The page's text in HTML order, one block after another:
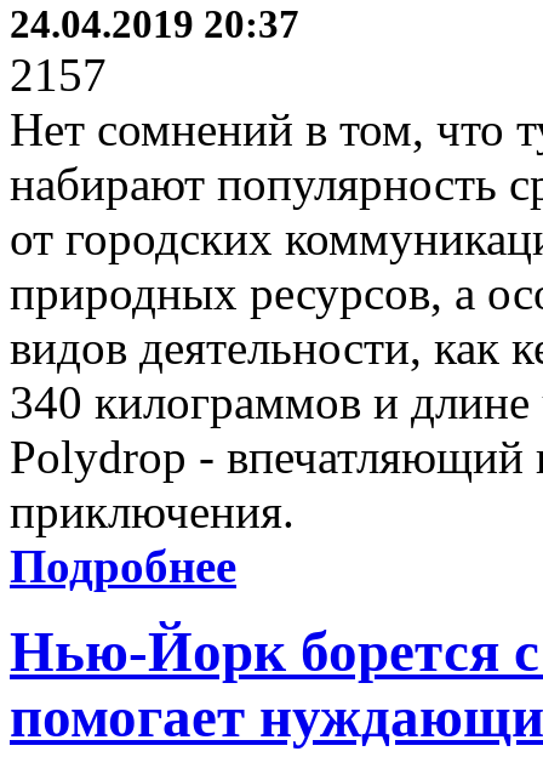
24.04.2019 20:37
2157
Нет сомнений в том, что
набирают популярность
от городских
природных ресурсов, а
видов деятельности, как
340 килограммов и длине
Polydrop - впечатляющий
приключения.
Подробнее
Нью-Йорк борется
помогает